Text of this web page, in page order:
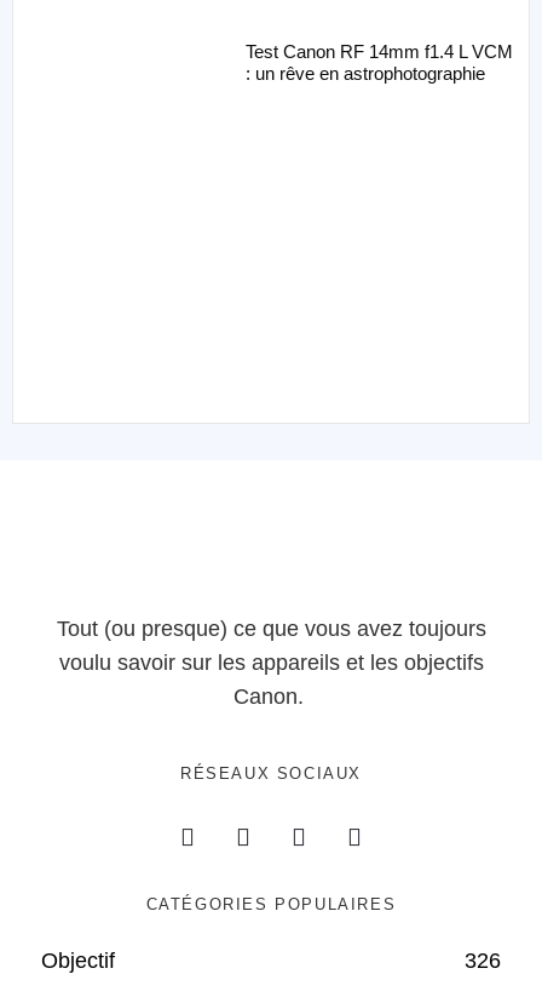
Test Canon RF 14mm f1.4 L VCM
: un rêve en astrophotographie
Tout (ou presque) ce que vous avez toujours
voulu savoir sur les appareils et les objectifs
Canon.
RÉSEAUX SOCIAUX
CATÉGORIES POPULAIRES
Objectif
326